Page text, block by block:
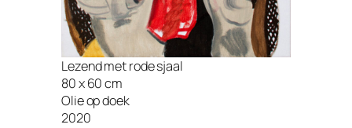
Lezend met rode sjaal
80 x 60 cm
Olie op doek
2020